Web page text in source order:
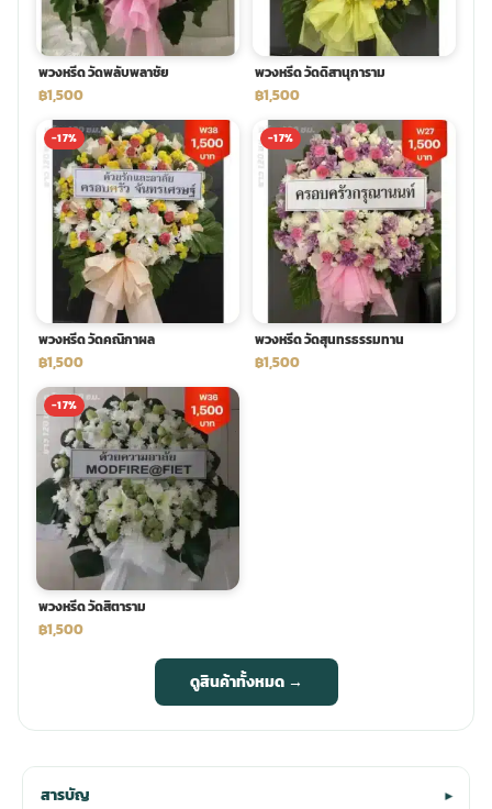
พวงหรีด วัดพลับพลาชัย
฿1,500
พวงหรีด วัดดิสานุการาม
฿1,500
-17%
พวงหรีด วัดคณิกาผล
฿1,500
-17%
พวงหรีด วัดสุนทรธรรมทาน
฿1,500
-17%
พวงหรีด วัดสิตาราม
฿1,500
ดูสินค้าทั้งหมด →
สารบัญ ▾